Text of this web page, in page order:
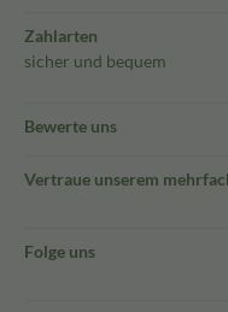
Zahlarten
sicher und bequem
Bewerte uns
Vertraue unserem
Folge uns